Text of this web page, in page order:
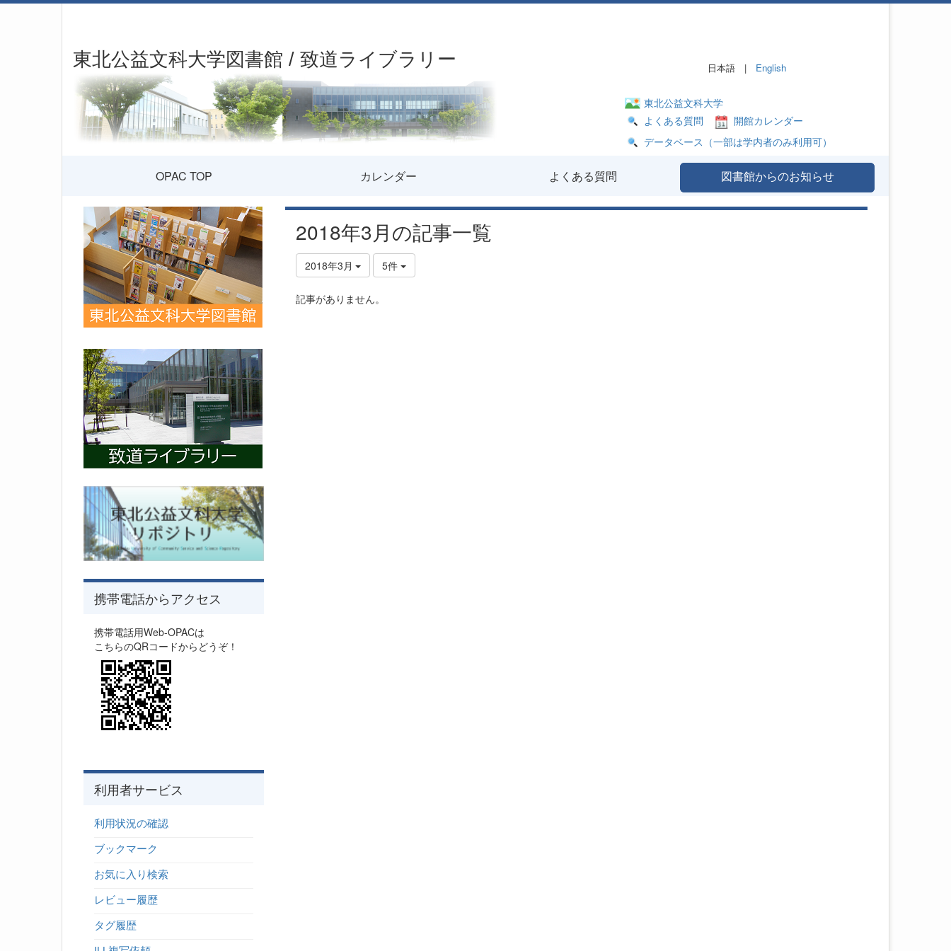
東北公益文科大学図書館 / 致道ライブラリー 日本語 | English
東北公益文科大学
よくある質問
開館カレンダー
データベース（一部は学内者のみ利用可）
OPAC TOP カレンダー よくある質問 図書館からのお知らせ
2018年3月の記事一覧
2018年3月 5件
記事がありません。
携帯電話からアクセス
携帯電話用Web-OPACは
こちらのQRコードからどうぞ！
利用者サービス
利用状況の確認
ブックマーク
お気に入り検索
レビュー履歴
タグ履歴